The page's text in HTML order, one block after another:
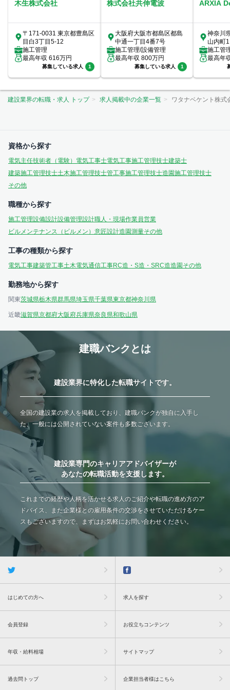
木生株式会社
〒171-0031 東京都豊島区
目白3丁目5-12
施工管理
最高年収 616万円
募集している求人 1
株式会社共伸電波
大阪府大阪市都島区都島
中通一丁目4番7号
施工管理/設備管理
最高年収 800万円
募集している求人 1
ARXIA
神奈川
山内町
室
施工管
最高年
建設業界の転職・求人 トップ 求人掲載中の企業一覧 ワタナベケント株式
資格から探す
電気主任技術者（電験） 電気工事士電気工事施工管理技士建築士
建築施工管理技士土木施工管理技士管工事施工管理技士造園施工管理技士
その他
職種から探す
施工管理設備設計設備管理設計職人・現場作業員営業
ビルメンテナンス（ビルメン） 意匠設計造園測量その他
工事の種類から探す
電気工事建築管工事土木電気通信工事RC造・S造・SRC造造園 その他
勤務地から探す
関東茨城県栃木県群馬県埼玉県千葉県東京都神奈川県
近畿滋賀県京都府大阪府兵庫県奈良県和歌山県
建職バンクとは
建設業界に特化した転職サイトです。
全国の建設業の求人を掲載しており、建職バンクが独自に入手し
た、一般には公開されていない案件も多数ございます。
建設業専門のキャリアアドバイザーが
あなたの転職活動を支援します。
これまでの経歴や人柄を活かせる求人のご紹介や転職の進め方のア
ドバイス、また企業様との雇用条件の交渉をさせていただけるケー
スもございますので、まずはお気軽にお問い合わせください。
はじめての方へ 求人を探す
会員登録 お役立ちコンテンツ
年収・給料相場 サイトマップ
過去問トップ 企業担当者様はこちら